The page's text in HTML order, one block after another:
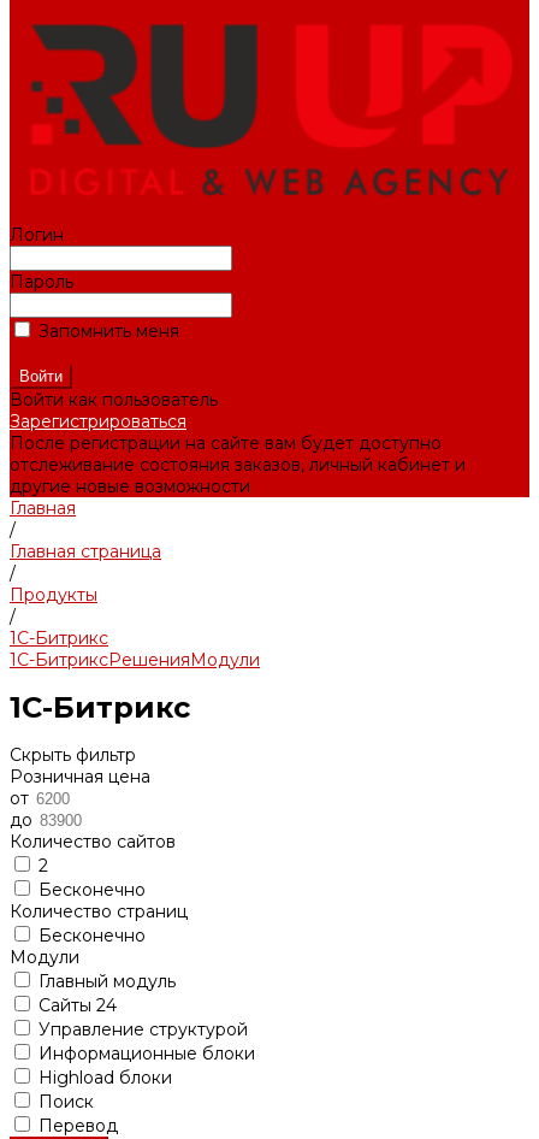
Логин
Пароль
Запомнить меня
Войти как пользователь
Зарегистрироваться
После регистрации на сайте вам будет доступно
отслеживание состояния заказов, личный кабинет и
другие новые возможности
Главная
/
Главная страница
/
Продукты
/
1С-Битрикс
1С-БитриксРешенияМодули
1С-Битрикс
Скрыть фильтр
Розничная цена
от
до
Количество сайтов
2
Бесконечно
Количество страниц
Бесконечно
Модули
Главный модуль
Сайты 24
Управление структурой
Информационные блоки
Highload блоки
Поиск
Перевод